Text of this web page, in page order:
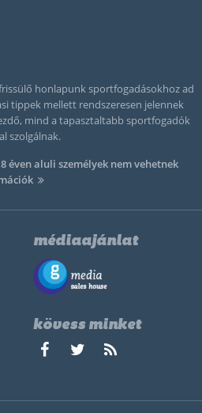
honlapunk sportfogadásokhoz ad
tippek mellett rendszeresen jelennek
mind a tapasztaltabb sportfogadók
szolgálnak.
éven aluli személyek nem vehetnek
médiaajánlat
kövess minket